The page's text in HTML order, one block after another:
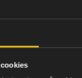
skedde